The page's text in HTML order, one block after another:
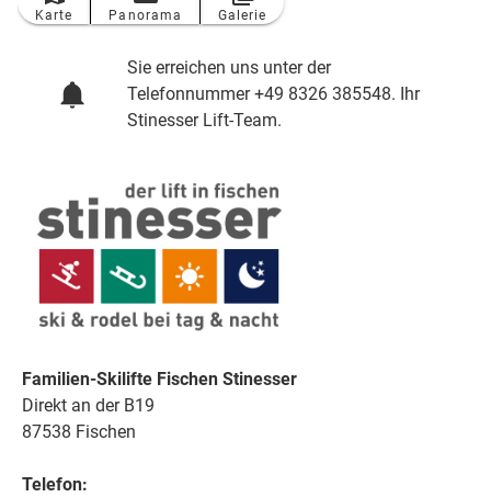
Karte Panorama Galerie
Sie erreichen uns unter der
Telefonnummer +49 8326 385548. Ihr
Stinesser Lift-Team.
Familien-Skilifte Fischen Stinesser
Direkt an der B19
87538 Fischen
Telefon: